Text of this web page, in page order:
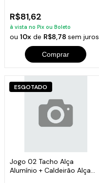
R$81,62
à vista no Pix ou Boleto
ou10x de R$8,78sem juros
Comprar
ESGOTADO
Jogo 02 Tacho Alça
Alumínio + Caldeirão Alça